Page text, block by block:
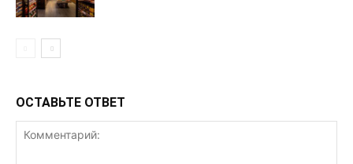
ОСТАВЬТЕ ОТВЕТ